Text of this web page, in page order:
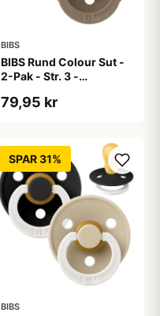
BIBS
BIBS Rund Colour Sut -
2-Pak - Str. 3 -
Oak/Dark Oak
79,95 kr
SPAR 31%
BIBS